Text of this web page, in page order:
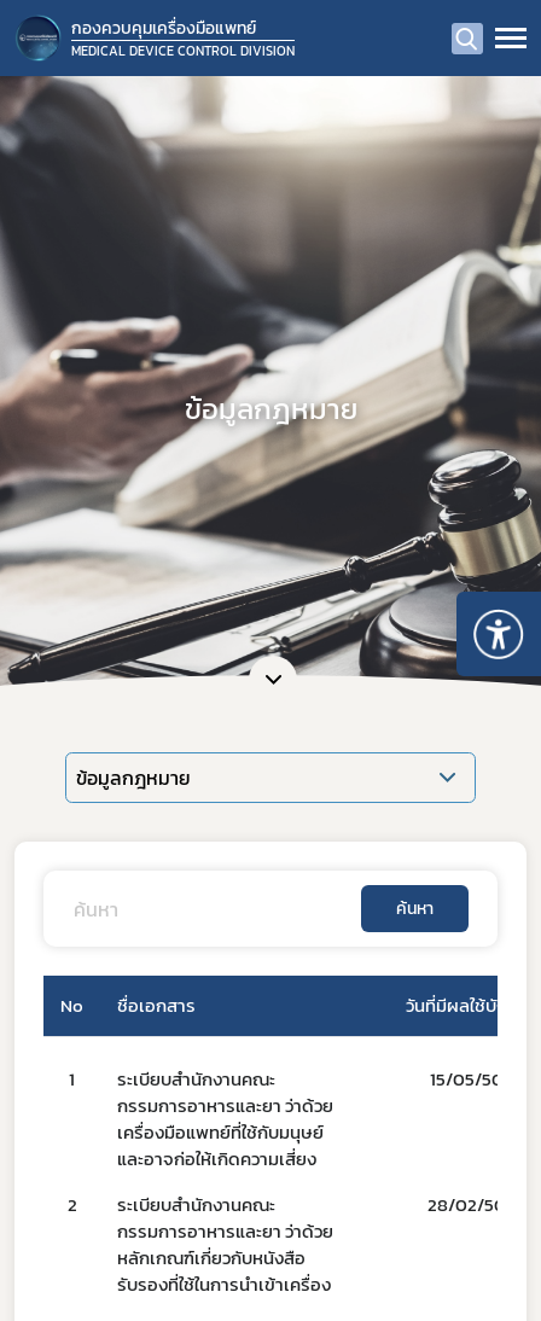
กองควบคุมเครื่องมือแพทย์
MEDICAL DEVICE CONTROL DIVISION
ข้อมูลกฎหมาย
ข้อมูลกฎหมาย
ค้นหา
No ชื่อเอกสาร วันที่มีผลใช้บังคับ
1
ระเบียบสำนักงานคณะ
กรรมการอาหารและยา ว่าด้วย
เครื่องมือแพทย์ที่ใช้กับมนุษย์
และอาจก่อให้เกิดความเสี่ยง
15/05/50
2
ระเบียบสำนักงานคณะ
กรรมการอาหารและยา ว่าด้วย
หลักเกณฑ์เกี่ยวกับหนังสือ
รับรองที่ใช้ในการนำเข้าเครื่อง
28/02/50
เลือกหัวข้อที่ท่านต้องการ Subscribe
ข่าวประชาสัมพันธ์ทั่วไป